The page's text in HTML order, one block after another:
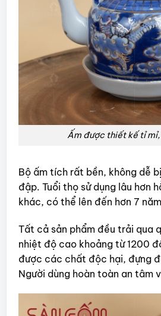
Ấm được thiết kế tỉ mỉ,
Bộ ấm tích rất bền, không dễ
đập. Tuổi thọ sử dụng lâu hơn
khác, có thể lên đến hơn 7
Tất cả sản phẩm đều trải qua
nhiệt độ cao khoảng từ 1200
được các chất độc hại, đựng
Người dùng hoàn toàn an tâm